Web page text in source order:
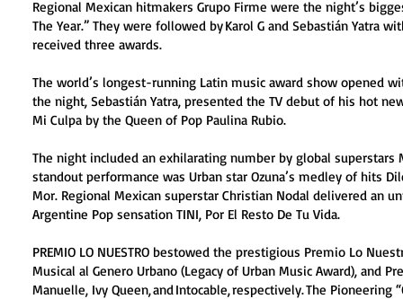
Regional Mexican hitmakers Grupo Firme were the night’s
The Year.” They were followed by Karol G and Sebastián Yatra
received three awards.
The world’s longest-running Latin music award show opened
the night, Sebastián Yatra, presented the TV debut of his hot
Mi Culpa by the Queen of Pop Paulina Rubio.
The night included an exhilarating number by global
standout performance was Urban star Ozuna’s medley of hits
Mor. Regional Mexican superstar Christian Nodal delivered an
Argentine Pop sensation TINI, Por El Resto De Tu Vida.
PREMIO LO NUESTRO bestowed the prestigious Premio Lo
Musical al Genero Urbano (Legacy of Urban Music Award), and
Manuelle, Ivy Queen, and Intocable, respectively. The